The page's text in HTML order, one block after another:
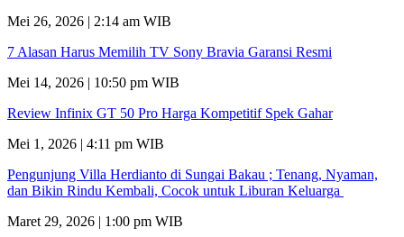
Mei 26, 2026 | 2:14 am WIB
7 Alasan Harus Memilih TV Sony Bravia Garansi Resmi
Mei 14, 2026 | 10:50 pm WIB
Review Infinix GT 50 Pro Harga Kompetitif Spek Gahar
Mei 1, 2026 | 4:11 pm WIB
Pengunjung Villa Herdianto di Sungai Bakau ; Tenang, Nyaman,
dan Bikin Rindu Kembali, Cocok untuk Liburan Keluarga
Maret 29, 2026 | 1:00 pm WIB